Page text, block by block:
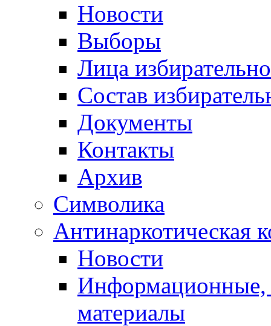
Новости
Выборы
Лица
Состав
Документы
Контакты
Архив
Символика
Антинаркотическая
Новости
Информационные,
материалы